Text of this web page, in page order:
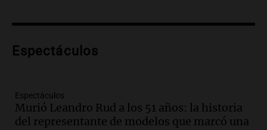
Audio.Descuentos de hasta 700.000
Panorama Federal
Episodios
Audio.Docentes de Jujuy denuncian
Espectáculos
Espectáculos
Murió Leandro Rud a los 51 años: la historia
del representante de modelos que marcó una